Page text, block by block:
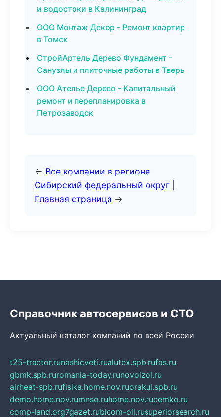
и водостоки в Калининград
ООО Монтаж Декор - Ремонт квартир
в Томск
СтройАртель Дерево Фундамент -
Санузлы и плиточные работы в Тверь
ООО Ателье Дерево - Капитальный
ремонт и перепланировка в
Петрозаводск
← Все компании в регионе
Сибирский федеральный округ
Главная страница →
Справочник автосервисов и СТО
Актуальный каталог компаний по всей России
t25-tractor.runashicveti.rualutex.spb.rufas.ru
gbmk.spb.ruromania-today.runovoizol.ru
airheat-spb.rufisika.home.nov.ruorakul.spb.ru
demo.home.nov.rumnso.ruhome.nov.rucemko.ru
comp-land.org7gazet.rubicom-oil.rusuperiorsearch.ru